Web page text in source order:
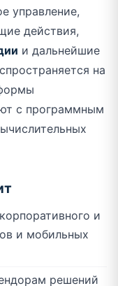
управление,
действия,
и дальнейшие
на
с программным
и
и мобильных
решений